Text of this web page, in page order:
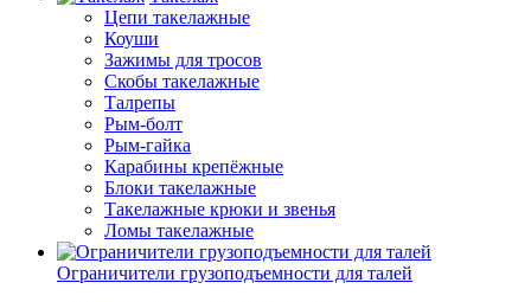
Цепи такелажные
Коуши
Зажимы для тросов
Скобы такелажные
Талрепы
Рым-болт
Рым-гайка
Карабины крепёжные
Блоки такелажные
Такелажные крюки и звенья
Ломы такелажные
Ограничители грузоподъемности для талей